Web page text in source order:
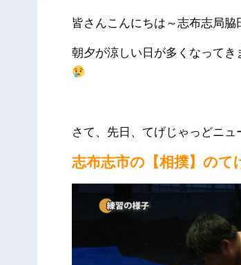
皆さんこんにちは～志布志局脇
朝夕が涼しい日が多くなって
さて、先日、てげじゃっどニュ
志布志市の【相撲】のて